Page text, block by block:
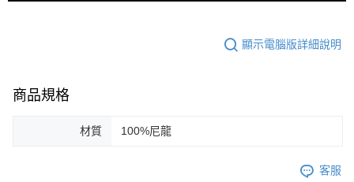
顯示電腦版詳細說明
商品規格
材質 100%尼龍
客服